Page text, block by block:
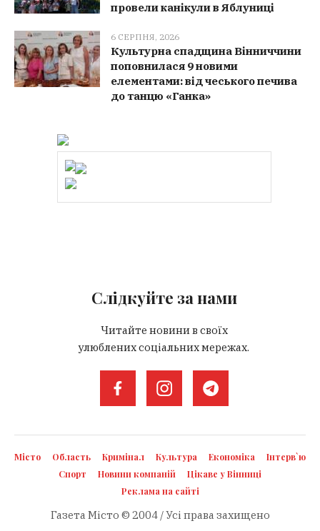
провели канікули в Яблуниці
6 СЕРПНЯ, 2026
Культурна спадщина Вінниччини
поповнилася 9 новими
елементами: від чеського печива
до танцю «Ганка»
Слідкуйте за нами
Читайте новини в своїх
улюблених соціальних мережах.
Місто Область Кримінал Культура Економіка
Інтерв`ю
Спорт
Новини компаній
Цікаве у Вінниці
Реклама на сайті
Газета Місто © 2004 / Усі права захищено